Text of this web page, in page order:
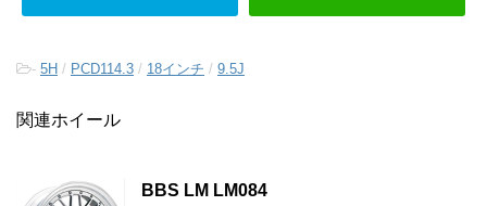
- 5H / PCD114.3 / 18インチ / 9.5J
関連ホイール
BBS LM LM084